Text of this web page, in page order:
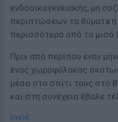
ενδοοικογενειακής, μη
περιπτώσεων τα θύματa
περισσότερα από τα μισά
Πριν από περίπου έναν
ένας χωροφύλακας
μέσα στο σπίτι τους στο
και στη συνέχεια έβαλε
[ΠΗΓΗ]